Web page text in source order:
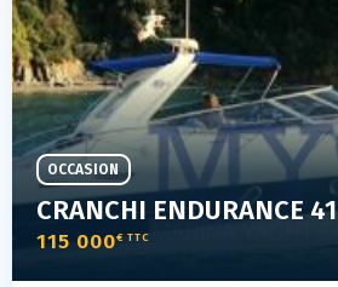
CRANCHI ENDURANCE 41
115 000€ TTC
OCCASION